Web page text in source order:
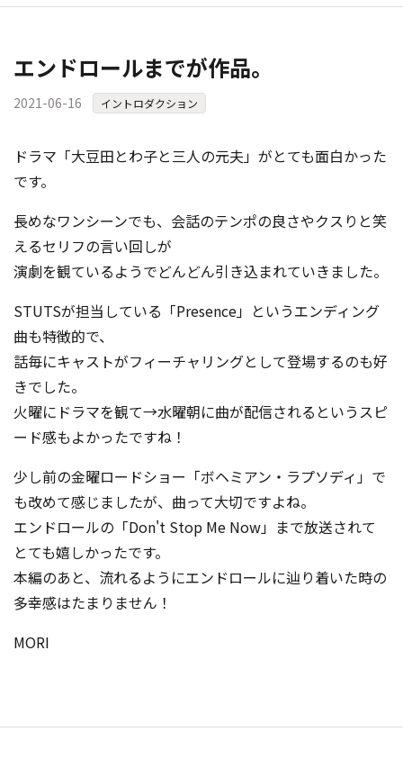
エンドロールまでが作品。
2021-06-16 イントロダクション
ドラマ「大豆田とわ子と三人の元夫」がとても面白かった
です。
長めなワンシーンでも、会話のテンポの良さやクスりと笑
えるセリフの言い回しが
演劇を観ているようでどんどん引き込まれていきました。
STUTSが担当している「Presence」というエンディング
曲も特徴的で、
話毎にキャストがフィーチャリングとして登場するのも好
きでした。
火曜にドラマを観て→水曜朝に曲が配信されるというスピ
ード感もよかったですね！
少し前の金曜ロードショー「ボヘミアン・ラプソディ」で
も改めて感じましたが、曲って大切ですよね。
エンドロールの「Don't Stop Me Now」まで放送されて
とても嬉しかったです。
本編のあと、流れるようにエンドロールに辿り着いた時の
多幸感はたまりません！
MORI